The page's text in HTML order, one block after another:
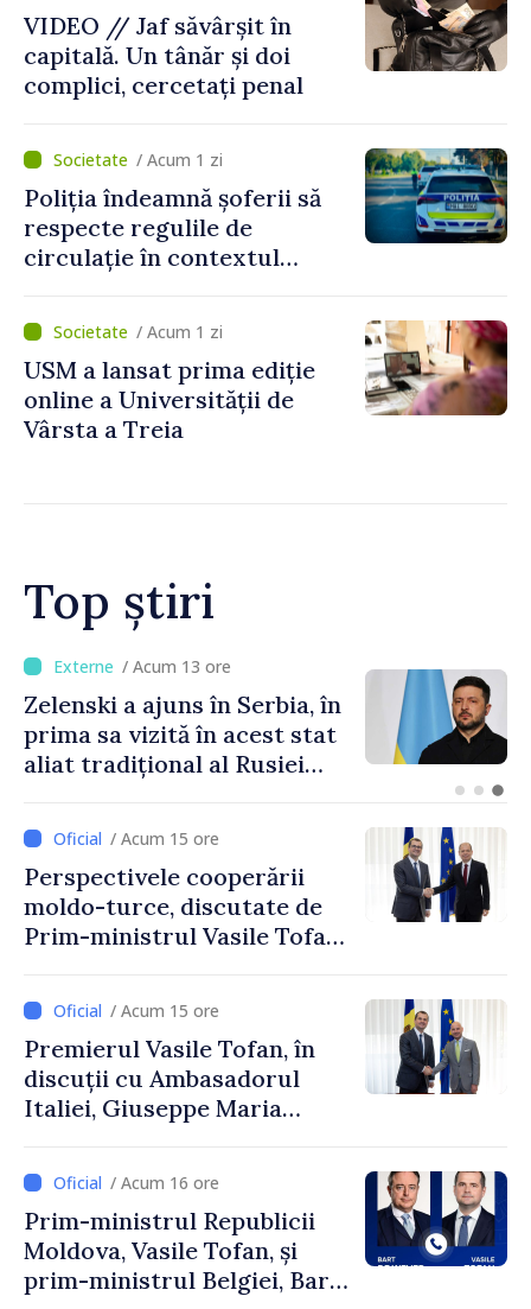
VIDEO // Jaf săvârșit în
capitală. Un tânăr și doi
complici, cercetați penal
/ Acum 1 zi
Poliția îndeamnă șoferii să
respecte regulile de
circulație în contextul
perioada concediilor
/ Acum 1 zi
USM a lansat prima ediție
online a Universității de
Vârsta a Treia
Top știri
/ Acum 8 minute
METEO // Sâmbătă cu ploi,
duminică cu soare: până la
35 de grade în weekend
/ Acum 15 ore
Perspectivele cooperării
moldo-turce, discutate de
Prim-ministrul Vasile Tofan
Uygar Mustafa Sertel
/ Acum 15 ore
Premierul Vasile Tofan, în
discuții cu Ambasadorul
Italiei, Giuseppe Maria
/ Acum 16 ore
Prim-ministrul Republicii
Moldova, Vasile Tofan, și
prim-ministrul Belgiei, Bart